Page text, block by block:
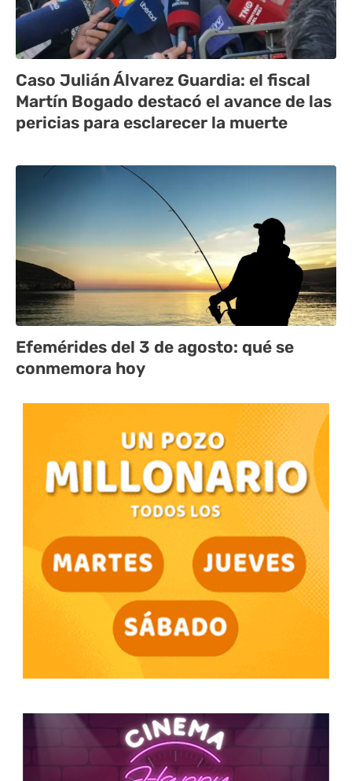
Caso Julián Álvarez Guardia: el fiscal
Martín Bogado destacó el avance de las
pericias para esclarecer la muerte
Efemérides del 3 de agosto: qué se
conmemora hoy